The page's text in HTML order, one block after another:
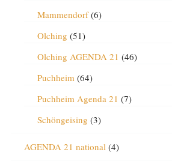
Mammendorf(6)
Olching (51)
Olching AGENDA 21 (46)
Puchheim (64)
Puchheim Agenda 21 (7)
Schöngeising (3)
AGENDA 21 national (4)